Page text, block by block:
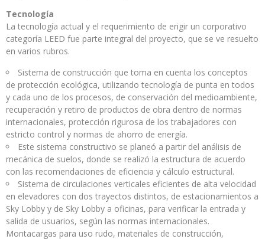
Tecnología
La tecnología actual y el requerimiento de erigir un corporativo
categoría LEED fue parte integral del proyecto, que se ve resuelto
en varios rubros.
Sistema de construcción que toma en cuenta los conceptos
de protección ecológica, utilizando tecnología de punta en todos
y cada uno de los procesos, de conservación del medioambiente,
recuperación y retiro de productos de obra dentro de normas
internacionales, protección rigurosa de los trabajadores con
estricto control y normas de ahorro de energía.
Este sistema constructivo se planeó a partir del análisis de
mecánica de suelos, donde se realizó la estructura de acuerdo
con las recomendaciones de eficiencia y cálculo estructural.
Sistema de circulaciones verticales eficientes de alta velocidad
en elevadores con dos trayectos distintos, de estacionamientos a
Sky Lobby y de Sky Lobby a oficinas, para verificar la entrada y
salida de usuarios, según las normas internacionales.
Montacargas para uso rudo, materiales de construcción,